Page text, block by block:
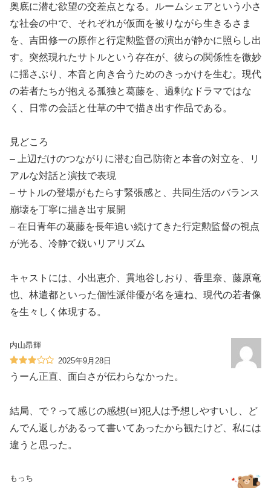
奥底に潜む欲望の交差点となる。ルームシェアという小さ
な社会の中で、それぞれが仮面を被りながら生きるさま
を、吉田修一の原作と行定勲監督の演出が静かに照らし出
す。突然現れたサトルという存在が、彼らの関係性を微妙
に揺さぶり、本音と向き合うためのきっかけを生む。現代
の若者たちが抱える孤独と葛藤を、過剰なドラマではな
く、日常の会話と仕草の中で描き出す作品である。
見どころ
– 上辺だけのつながりに潜む自己防衛と本音の対立を、リ
アルな対話と演技で表現
– サトルの登場がもたらす緊張感と、共同生活のバランス
崩壊を丁寧に描き出す展開
– 在日青年の葛藤を長年追い続けてきた行定勲監督の視点
が光る、冷静で鋭いリアリズム
キャストには、小出恵介、貫地谷しおり、香里奈、藤原竜
也、林遣都といった個性派俳優が名を連ね、現代の若者像
を生々しく体現する。
内山昂輝
2025年9月28日
うーん正直、面白さが伝わらなかった。
結局、で？って感じの感想(ㅂ)犯人は予想しやすいし、ど
んでん返しがあるって書いてあったから観たけど、私には
違うと思った。
もっち